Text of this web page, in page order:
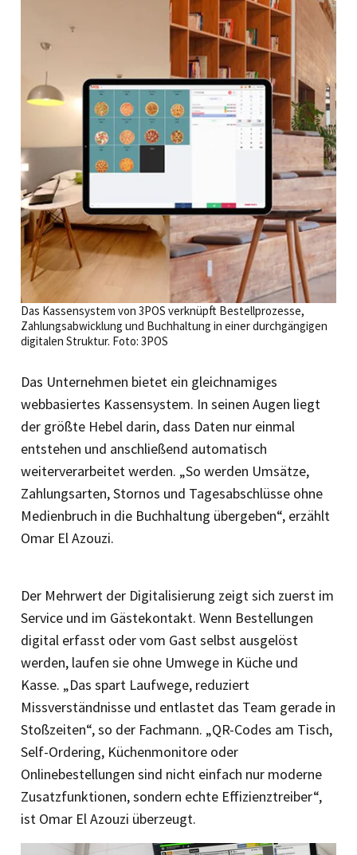
Das Kassensystem von 3POS verknüpft Bestellprozesse,
Zahlungsabwicklung und Buchhaltung in einer durchgängigen
digitalen Struktur. Foto: 3POS
Das Unternehmen bietet ein gleichnamiges
webbasiertes Kassensystem. In seinen Augen liegt
der größte Hebel darin, dass Daten nur einmal
entstehen und anschließend automatisch
weiterverarbeitet werden. „So werden Umsätze,
Zahlungsarten, Stornos und Tagesabschlüsse ohne
Medienbruch in die Buchhaltung übergeben“, erzählt
Omar El Azouzi.
Der Mehrwert der Digitalisierung zeigt sich zuerst im
Service und im Gästekontakt. Wenn Bestellungen
digital erfasst oder vom Gast selbst ausgelöst
werden, laufen sie ohne Umwege in Küche und
Kasse. „Das spart Laufwege, reduziert
Missverständnisse und entlastet das Team gerade in
Stoßzeiten“, so der Fachmann. „QR-Codes am Tisch,
Self-Ordering, Küchenmonitore oder
Onlinebestellungen sind nicht einfach nur moderne
Zusatzfunktionen, sondern echte Effizienztreiber“,
ist Omar El Azouzi überzeugt.